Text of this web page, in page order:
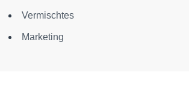
Vermischtes
Marketing